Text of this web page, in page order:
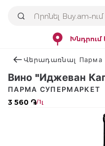
Խնդրում
Վերադառնալ Парма
Вино "Иджеван
3 560 ֏/ 1լ
ПАРМА СУПЕРМАРКЕТ